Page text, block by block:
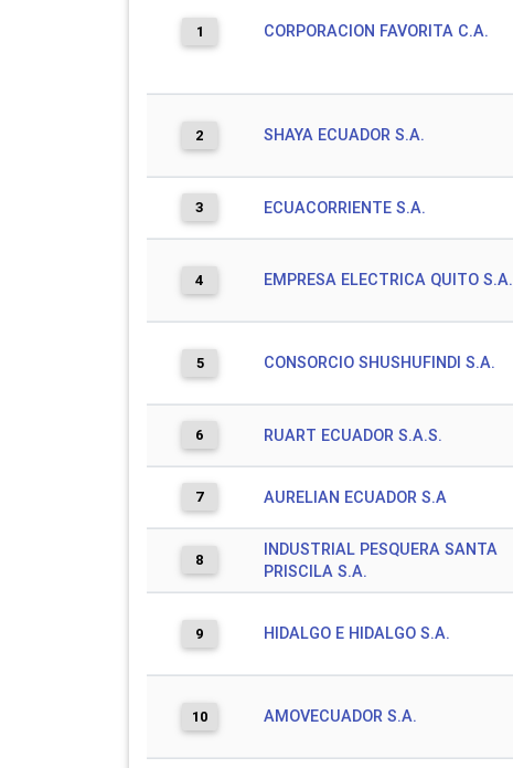
1 CORPORACION FAVORITA C.A.
2 SHAYA ECUADOR S.A.
3 ECUACORRIENTE S.A.
4 EMPRESA ELECTRICA QUITO S.A.
5 CONSORCIO SHUSHUFINDI S.A.
6 RUART ECUADOR S.A.S.
7 AURELIAN ECUADOR S.A
8
INDUSTRIAL PESQUERA SANTA
PRISCILA S.A.
9 HIDALGO E HIDALGO S.A.
10 AMOVECUADOR S.A.